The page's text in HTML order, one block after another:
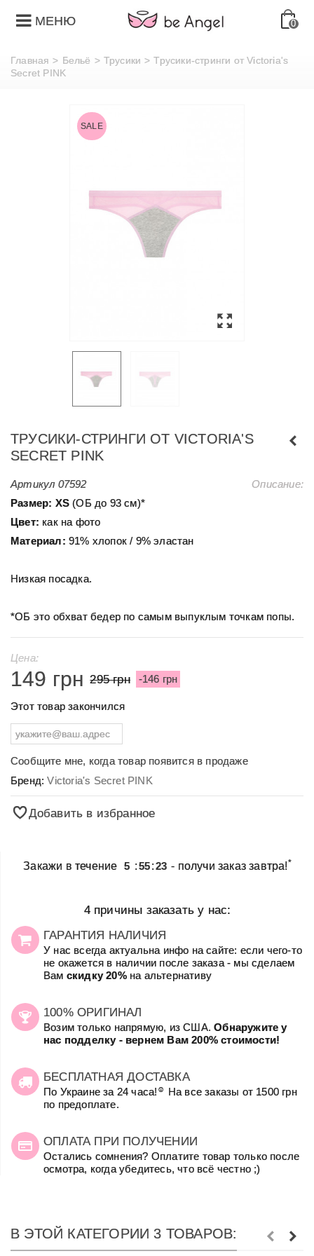
МЕНЮ 0
Главная > Бельё > Трусики > Трусики-стринги от Victoria's
Secret PINK
SALE
ТРУСИКИ-СТРИНГИ ОТ VICTORIA'S
SECRET PINK
Артикул 07592
Описание:
Размер: XS(ОБ до 93 см)*
Цвет: как на фото
Материал: 91% хлопок / 9% эластан
Низкая посадка.
*ОБ это обхват бедер по самым выпуклым точкам попы.
Цена:
149 грн 295 грн -146 грн
Этот товар закончился
Сообщите мне, когда товар появится в продаже
Бренд:Victoria's Secret PINK
Добавить в избранное
Закажи в течение 5 :55:23 - получи заказ завтра!*
4 причины заказать у нас:
ГАРАНТИЯ НАЛИЧИЯ
У нас всегда актуальна инфо на сайте: если чего-то
не окажется в наличии после заказа - мы сделаем
Вам скидку 20%на альтернативу
100% ОРИГИНАЛ
Возим только напрямую, из США.Обнаружите у
нас подделку - вернем Вам 200% стоимости!
БЕСПЛАТНАЯ ДОСТАВКА
По Украине за 24 часа! ☺
На все заказы от 1500 грн
по предоплате.
ОПЛАТА ПРИ ПОЛУЧЕНИИ
Остались сомнения? Оплатите товар только после
осмотра, когда убедитесь, что всё честно ;)
В ЭТОЙ КАТЕГОРИИ 3 ТОВАРОВ: